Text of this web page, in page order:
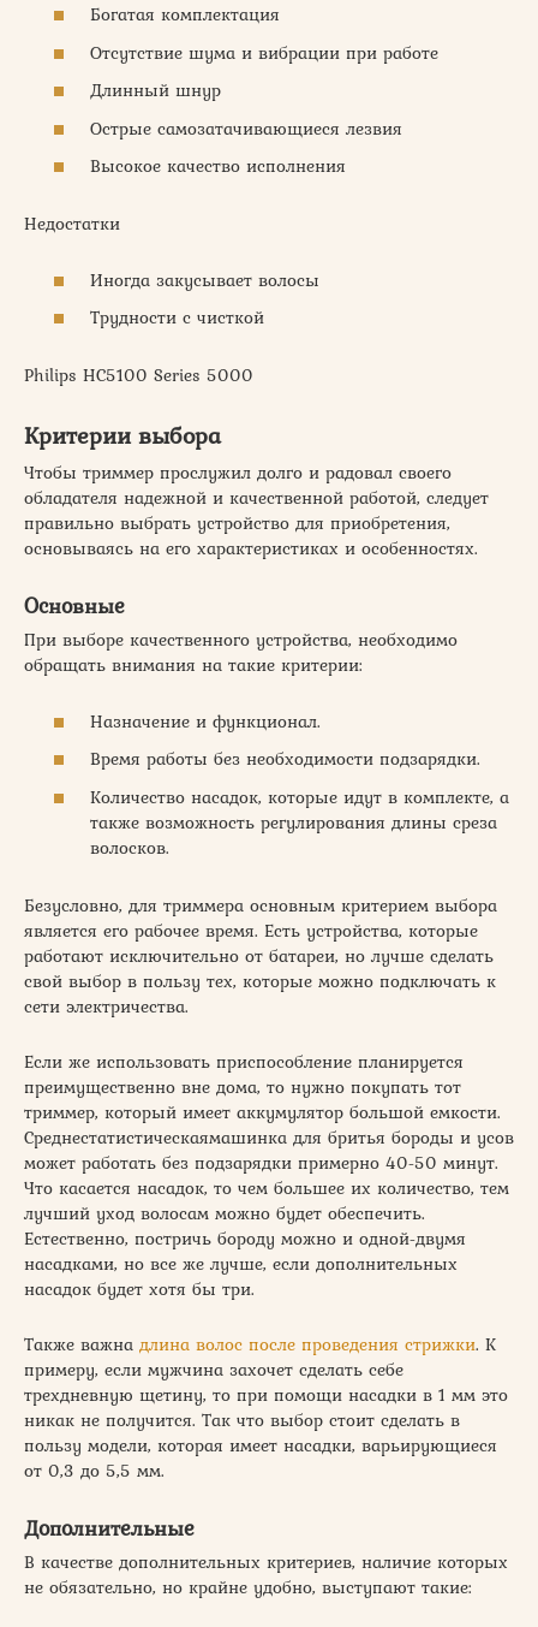
Богатая комплектация
Отсутствие шума и вибрации при работе
Длинный шнур
Острые самозатачивающиеся лезвия
Высокое качество исполнения
Недостатки
Иногда закусывает волосы
Трудности с чисткой
Philips HC5100 Series 5000
Критерии выбора
Чтобы триммер прослужил долго и радовал своего
обладателя надежной и качественной работой, следует
правильно выбрать устройство для приобретения,
основываясь на его характеристиках и особенностях.
Основные
При выборе качественного устройства, необходимо
обращать внимания на такие критерии:
Назначение и функционал.
Время работы без необходимости подзарядки.
Количество насадок, которые идут в комплекте, а
также возможность регулирования длины среза
волосков.
Безусловно, для триммера основным критерием выбора
является его рабочее время. Есть устройства, которые
работают исключительно от батареи, но лучше сделать
свой выбор в пользу тех, которые можно подключать к
сети электричества.
Если же использовать приспособление планируется
преимущественно вне дома, то нужно покупать тот
триммер, который имеет аккумулятор большой емкости.
Среднестатистическаямашинка для бритья бороды и усов
может работать без подзарядки примерно 40-50 минут.
Что касается насадок, то чем большее их количество, тем
лучший уход волосам можно будет обеспечить.
Естественно, постричь бороду можно и одной-двумя
насадками, но все же лучше, если дополнительных
насадок будет хотя бы три.
Также важна длина волос после проведения стрижки. К
примеру, если мужчина захочет сделать себе
трехдневную щетину, то при помощи насадки в 1 мм это
никак не получится. Так что выбор стоит сделать в
пользу модели, которая имеет насадки, варьирующиеся
от 0,3 до 5,5 мм.
Дополнительные
В качестве дополнительных критериев, наличие которых
не обязательно, но крайне удобно, выступают такие: